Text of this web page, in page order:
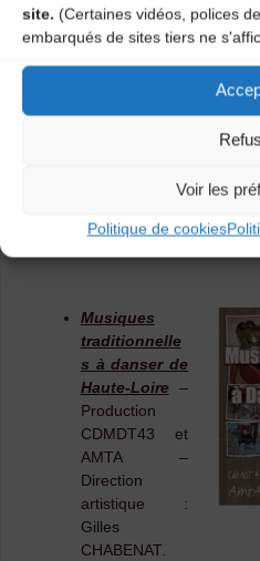
site. (Certaines vidéos, polices
embarqués de sites tiers ne
Voir les
Politique de cookies
Loire,Didier PERRE :
Article sur le site
Didier PERRE sur
Musiques
traditionnelle
s à danser de
Haute-Loire–
Production
CDMDT43 et
AMTA –
Direction
artistique :
Gilles
CHABENAT.